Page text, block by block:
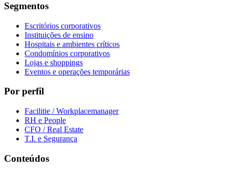
Segmentos
Escritórios corporativos
Instituições de ensino
Hospitais e ambientes críticos
Condomínios corporativos
Lojas e shoppings
Eventos e operações temporárias
Por perfil
Facilitie / Workplacemanager
RH e People
CFO / Real Estate
T.I. e Segurança
Conteúdos